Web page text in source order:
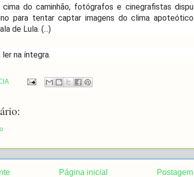
cima do caminhão, fotógrafos e cinegrafistas
para tentar captar imagens do clima
de Lula. (...)
ler na íntegra.
Página inicial